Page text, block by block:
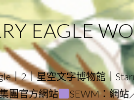
EAGLE
｜2｜星空文字博物館｜
團官方網站
SEWM：網站